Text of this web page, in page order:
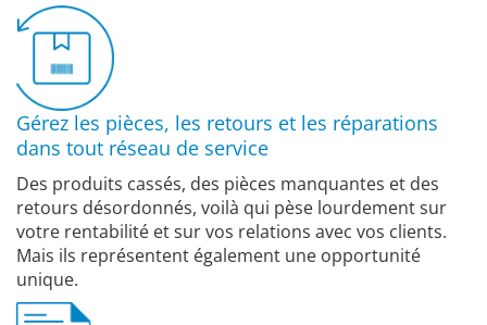
Gérez les pièces, les retours et les réparations
dans tout réseau de service
Des produits cassés, des pièces manquantes et des
retours désordonnés, voilà qui pèse lourdement sur
votre rentabilité et sur vos relations avec vos clients.
Mais ils représentent également une opportunité
unique.